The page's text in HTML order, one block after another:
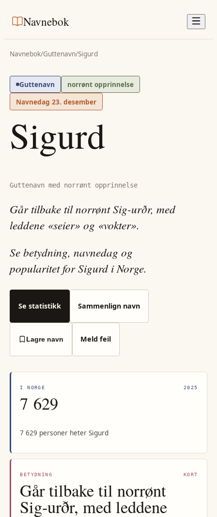
Navnebok
Navnebok/Guttenavn/Sigurd
Guttenavn
norrønt opprinnelse
Navnedag 23. desember
Sigurd
Guttenavn med norrønt opprinnelse
Går tilbake til norrønt Sig-urðr, med
leddene «seier» og «vokter».
Se betydning, navnedag og
popularitet for Sigurd i Norge.
Se statistikk Sammenlign navn
Lagre navn Meld feil
I NORGE 2025
7 629
7 629 personer heter Sigurd
BETYDNING KORT
Går tilbake til norrønt
Sig-urðr, med leddene